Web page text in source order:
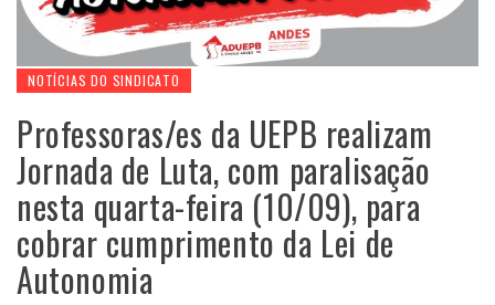
NOTÍCIAS DO SINDICATO
Professoras/es da UEPB realizam
Jornada de Luta, com paralisação
nesta quarta-feira (10/09), para
cobrar cumprimento da Lei de
Autonomia